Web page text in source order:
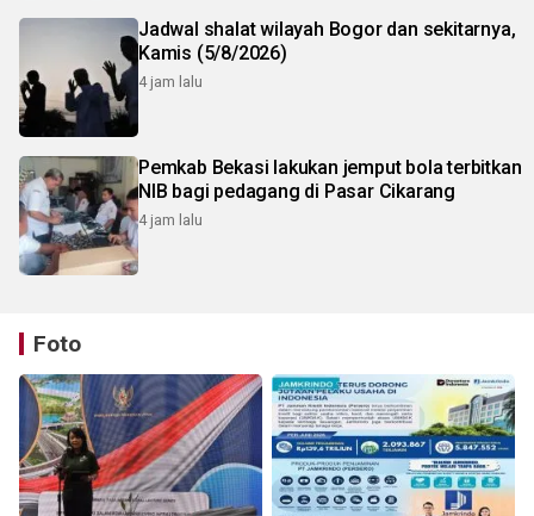
Jadwal shalat wilayah Bogor dan sekitarnya,
Kamis (5/8/2026)
4 jam lalu
Pemkab Bekasi lakukan jemput bola terbitkan
NIB bagi pedagang di Pasar Cikarang
4 jam lalu
Foto